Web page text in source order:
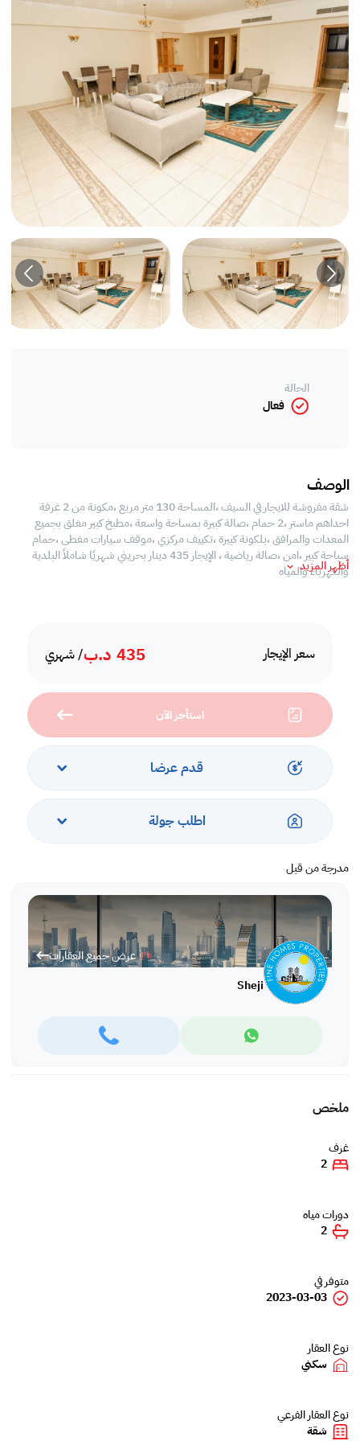
سعر الإيجار 435 د.ب/ شهري
استأجر الآن
قدم عرضا
اطلب جولة
مدرجة من قبل
عرض جميع العقارات
Sheji
الحالة
فعال
الوصف
شقة مفروشة للايجار في السيف ،المساحة 130 متر مربع ،مكونة من 2 غرفة
احداهم ماستر ،2 حمام ،صالة كبيرة بمساحة واسعة ،مطبخ كبير مغلق بجميع
المعدات والمرافق ،بلكونة كبيرة ،تكييف مركزي ،موقف سيارات مغطى ،حمام
سباحة كبير ،امن ،صالة رياضية ، الإيجار 435 دينار بحريني شهريًا شاملاً البلدية
والكهرباء والمياه
أظهر المزيد
ملخص
غرف
2
دورات مياه
2
متوفر في
2023-03-03
نوع العقار
سكني
نوع العقار الفرعي
شقة